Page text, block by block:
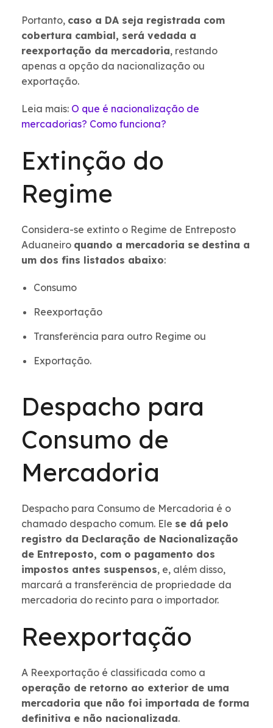
Portanto, caso a DA seja registrada com
cobertura cambial, será vedada a
reexportação da mercadoria, restando
apenas a opção da nacionalização ou
exportação.
Leia mais: O que é nacionalização de
mercadorias? Como funciona?
Extinção do
Regime
Considera-se extinto o Regime de Entreposto
Aduaneiro quando a mercadoria se destina a
um dos fins listados abaixo:
Consumo
Reexportação
Transferência para outro Regime ou
Exportação.
Despacho para
Consumo de
Mercadoria
Despacho para Consumo de Mercadoria é o
chamado despacho comum. Ele se dá pelo
registro da Declaração de Nacionalização
de Entreposto, com o pagamento dos
impostos antes suspensos, e, além disso,
marcará a transferência de propriedade da
mercadoria do recinto para o importador.
Reexportação
A Reexportação é classificada como a
operação de retorno ao exterior de uma
mercadoria que não foi importada de forma
definitiva e não nacionalizada.